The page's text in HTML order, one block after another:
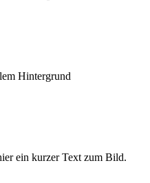
Hintergrund
ein kurzer Text zum Bild.